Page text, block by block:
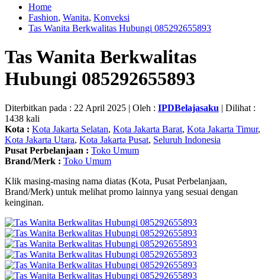
Home
Fashion, Wanita, Konveksi
Tas Wanita Berkwalitas Hubungi 085292655893
Tas Wanita Berkwalitas
Hubungi 085292655893
Diterbitkan pada : 22 April 2025 | Oleh : IPDBelajasaku | Dilihat :
1438 kali
Kota : Kota Jakarta Selatan, Kota Jakarta Barat, Kota Jakarta Timur,
Kota Jakarta Utara, Kota Jakarta Pusat, Seluruh Indonesia
Pusat Perbelanjaan : Toko Umum
Brand/Merk : Toko Umum
Klik masing-masing nama diatas (Kota, Pusat Perbelanjaan,
Brand/Merk) untuk melihat promo lainnya yang sesuai dengan
keinginan.